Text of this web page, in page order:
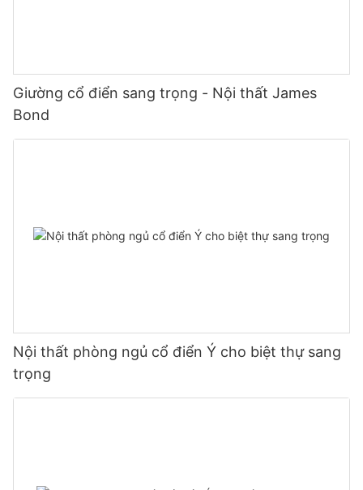
Giường cổ điển sang trọng - Nội thất James
Bond
Nội thất phòng ngủ cổ điển Ý cho biệt thự sang
trọng